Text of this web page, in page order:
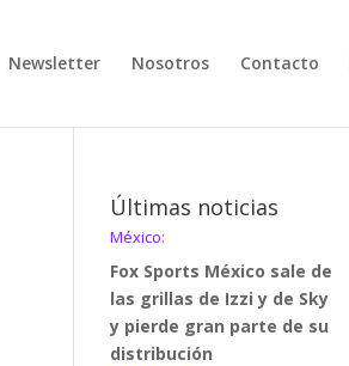
Newsletter Nosotros Contacto
Últimas noticias
México:
Fox Sports México sale de
las grillas de Izzi y de Sky
y pierde gran parte de su
distribución